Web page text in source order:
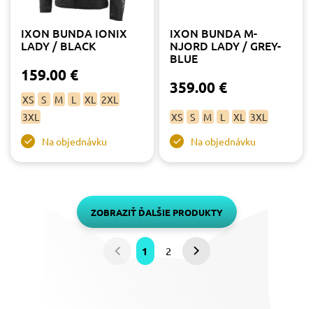
IXON BUNDA IONIX
LADY / BLACK
159.00 €
XS S M L XL
2XL
3XL
Na objednávku
IXON BUNDA M-
NJORD LADY / GREY-
BLUE
359.00 €
XS S M L XL
3XL
Na objednávku
ZOBRAZIŤ ĎALŠIE PRODUKTY
Predchádzajúca
1 2
Nasledujúca